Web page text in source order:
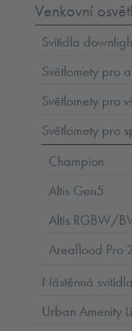
Venkovní
Svítidla
Světlomety pro
Světlomety pro
Světlomety pro
Champion
Altis Gen5
Altis RGBW/
Areaflood Pro
Nástěnná svítidla
Urban Amenity